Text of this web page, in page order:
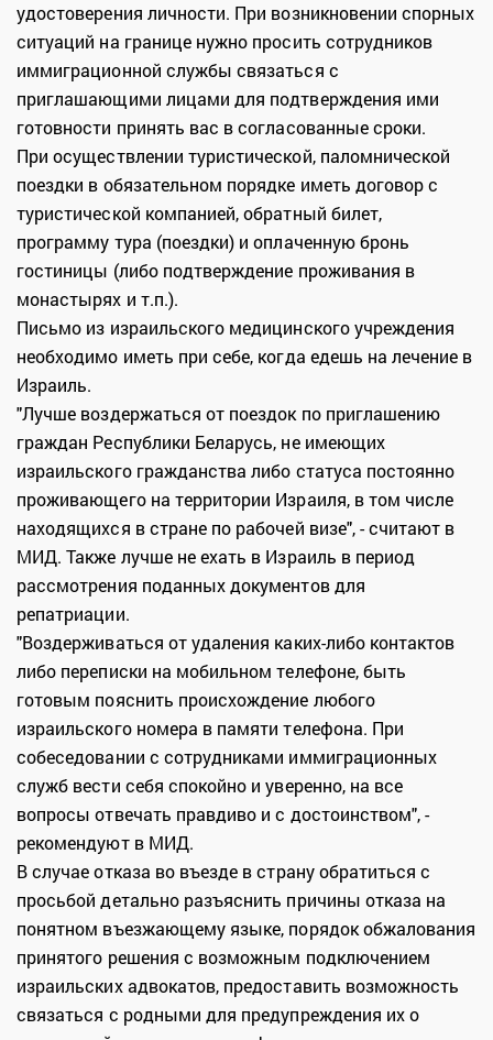
удостоверения личности. При возникновении спорных
ситуаций на границе нужно просить сотрудников
иммиграционной службы связаться с
приглашающими лицами для подтверждения ими
готовности принять вас в согласованные сроки.
При осуществлении туристической, паломнической
поездки в обязательном порядке иметь договор с
туристической компанией, обратный билет,
программу тура (поездки) и оплаченную бронь
гостиницы (либо подтверждение проживания в
монастырях и т.п.).
Письмо из израильского медицинского учреждения
необходимо иметь при себе, когда едешь на лечение в
Израиль.
"Лучше воздержаться от поездок по приглашению
граждан Республики Беларусь, не имеющих
израильского гражданства либо статуса постоянно
проживающего на территории Израиля, в том числе
находящихся в стране по рабочей визе", - считают в
МИД. Также лучше не ехать в Израиль в период
рассмотрения поданных документов для
репатриации.
"Воздерживаться от удаления каких-либо контактов
либо переписки на мобильном телефоне, быть
готовым пояснить происхождение любого
израильского номера в памяти телефона. При
собеседовании с сотрудниками иммиграционных
служб вести себя спокойно и уверенно, на все
вопросы отвечать правдиво и с достоинством", -
рекомендуют в МИД.
В случае отказа во въезде в страну обратиться с
просьбой детально разъяснить причины отказа на
понятном въезжающему языке, порядок обжалования
принятого решения с возможным подключением
израильских адвокатов, предоставить возможность
связаться с родными для предупреждения их о